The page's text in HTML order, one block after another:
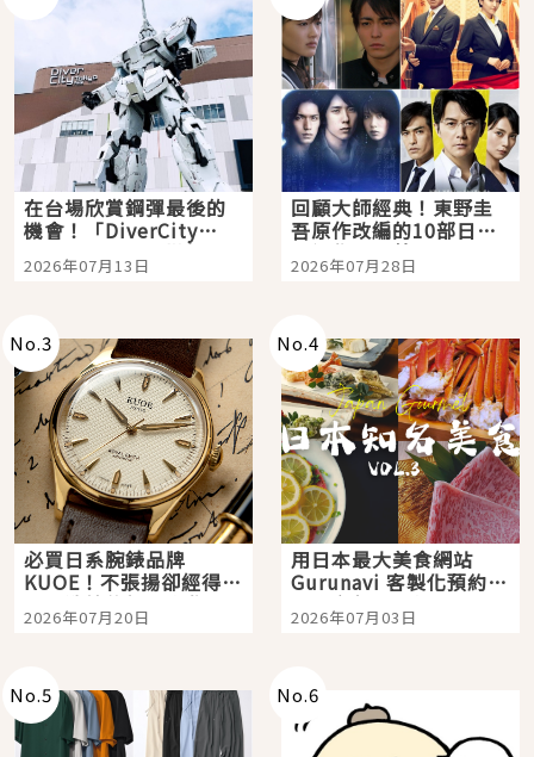
在台場欣賞鋼彈最後的
機會！「DiverCity
Tokyo Plaza」搭船、
購物、美食及夜景，一
2026年07月13日
回顧大師經典！東野圭
吾原作改編的10部日本
影視作品推薦
2026年07月28日
No.3
必買日系腕錶品牌
KUOE！不張揚卻經得起
時間洗鍊的經典之作五
選
2026年07月20日
No.4
用日本最大美食網站
Gurunavi 客製化預約九
大都市餐廳，打造專屬
美食體驗！
2026年07月03日
No.5 No.6